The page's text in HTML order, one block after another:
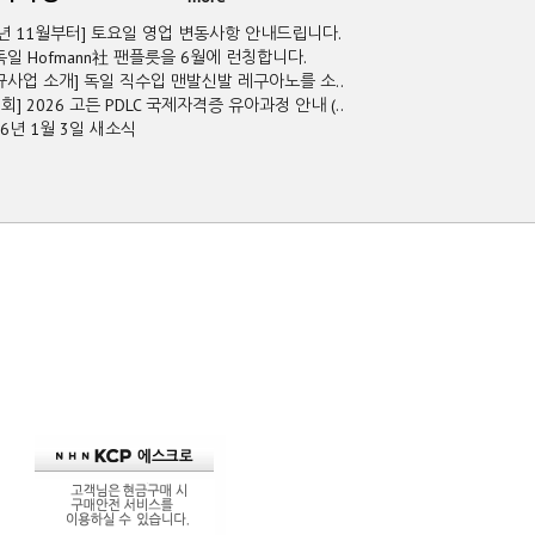
11월부터] 토요일 영업 변동사항 안내드립니다.
Hofmann社 팬플릇을 6월에 런칭합니다.
사업 소개] 독일 직수입 맨발신발 레구아노를 소..
] 2026 고든 PDLC 국제자격증 유아과정 안내 (..
년 1월 3일 새소식